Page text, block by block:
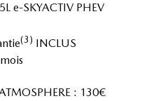
e-SKYACTIV PHEV
(3) INCLUS
: 130€